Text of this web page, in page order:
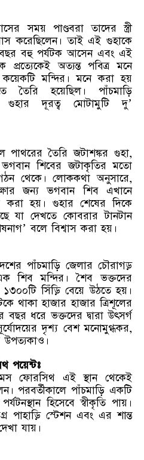
সময় পাণ্ডবরা তাদের স্ত্রী
করেছিলেন। তাই এই গুহাকে
বছর বহু পর্যটক আসেন এবং এই
প্রত্যেকেই অত্যন্ত পবিত্র মনে
মন্দির। মনে করা হয়
তৈরি হয়েছিল। পাঁচমাড়ি
গুহার দূরত্ব মোটামুটি দু’
পাথরের তৈরি জটাশঙ্কর গুহা,
শিবের জটাকৃতির মতো
থেকে। লোককথা অনুসারে,
জন্য ভগবান শিব এখানে
করা হয়। গুহার শেষের দিকে
যা দেখতে কোবরার টানটান
বলে বিশ্বাস করা হয়।
পাঁচমাড়ি জেলার চৌরাগড়
শিব মন্দির। শৈব ভক্তদের
১৩০০টি সিঁড়ি বেয়ে উঠতে হয়।
থাকা হাজার হাজার ত্রিশূলের
ধরে ভক্তদের দ্বারা উৎসর্গ
দৃশ্য বেশ মনোমুগ্ধকর,
পয়েন্টঃ
ফোরসিথ এই স্থান থেকেই
পরবর্তীকালে পাঁচমাড়ি একটি
হিসেবে স্বীকৃতি পায়।
পাহাড়ি স্টেশন এবং এর শান্ত
যায়।